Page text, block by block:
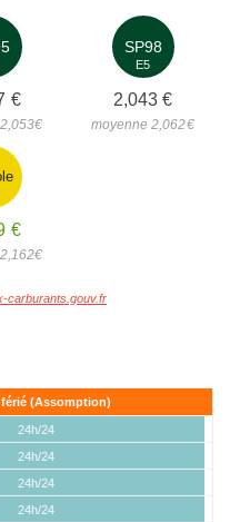
€
€
SP98
E5
2,043 €
moyenne 2,062€
€
€
carburants.gouv.fr
(Assomption)
24h/24
24h/24
24h/24
24h/24